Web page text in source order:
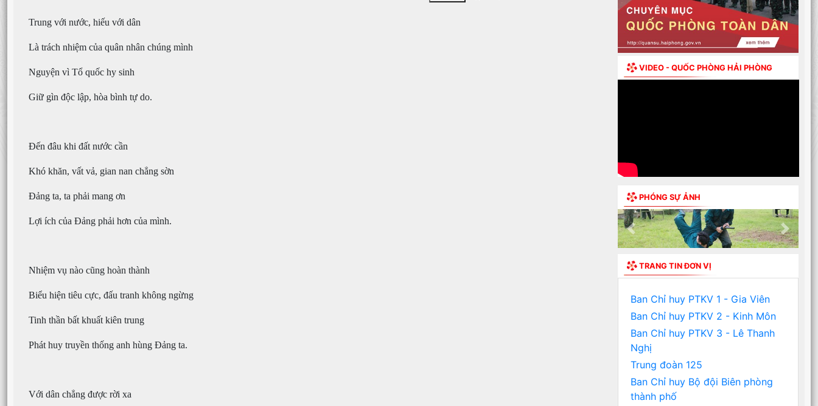
Trung với nước, hiếu với dân
Là trách nhiệm của quân nhân chúng mình
Nguyện vì Tổ quốc hy sinh
Giữ gìn độc lập, hòa bình tự do.
Đến đâu khi đất nước cần
Khó khăn, vất vả, gian nan chẳng sờn
Đảng ta, ta phải mang ơn
Lợi ích của Đảng phải hơn của mình.
Nhiệm vụ nào cũng hoàn thành
Biểu hiện tiêu cực, đấu tranh không ngừng
Tinh thần bất khuất kiên trung
Phát huy truyền thống anh hùng Đảng ta.
Với dân chẳng được rời xa
VIDEO - QUỐC PHÒNG HẢI PHÒNG
PHÓNG SỰ ẢNH
Previous Next
TRANG TIN ĐƠN VỊ
Ban Chỉ huy PTKV 1 - Gia Viên
Ban Chỉ huy PTKV 2 - Kinh Môn
Ban Chỉ huy PTKV 3 - Lê Thanh
Nghị
Trung đoàn 125
Ban Chỉ huy Bộ đội Biên phòng
thành phố